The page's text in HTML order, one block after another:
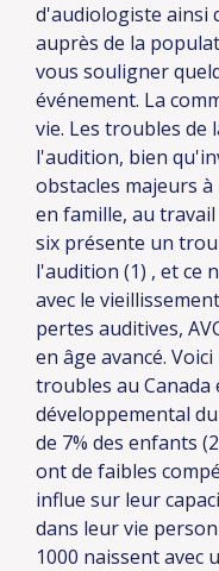
d'audiologiste ainsi
auprès de la
vous souligner
événement. La
vie. Les troubles de
l'audition, bien
obstacles majeurs
en famille, au
six présente un
l'audition (1) , et ce
avec le
pertes auditives,
en âge avancé.
troubles au Canada
développemental
de 7% des enfants
ont de faibles
influe sur leur
dans leur vie
1000 naissent avec